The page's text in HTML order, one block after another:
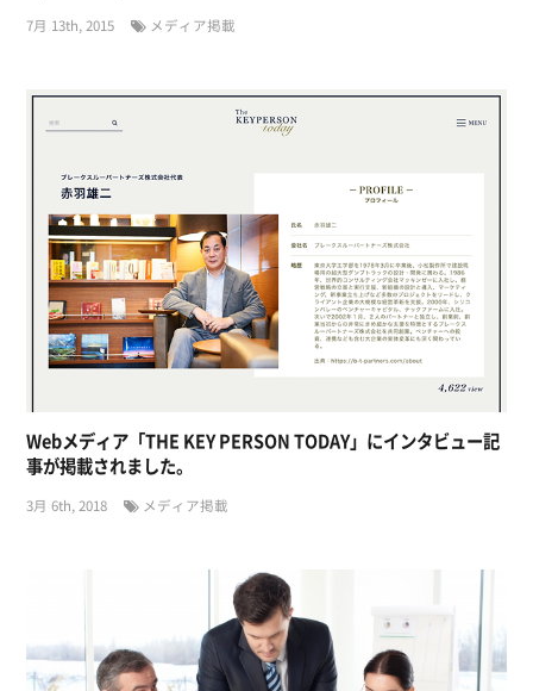
7月 13th, 2015 メディア掲載
Webメディア「THE KEY PERSON TODAY」にインタビュー記
事が掲載されました。
3月 6th, 2018 メディア掲載